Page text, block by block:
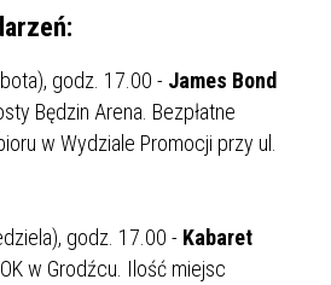
godz. 17.00 - James Bond
Będzin Arena. Bezpłatne
w Wydziale Promocji przy ul.
godz. 17.00 - Kabaret
OK w Grodźcu. Ilość miejsc